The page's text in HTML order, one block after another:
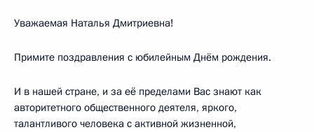
Уважаемая Наталья Дмитриевна!
Примите поздравления с юбилейным Днём рождения.
И в нашей стране, и за её пределами Вас знают как
авторитетного общественного деятеля, яркого,
талантливого человека с активной жизненной,